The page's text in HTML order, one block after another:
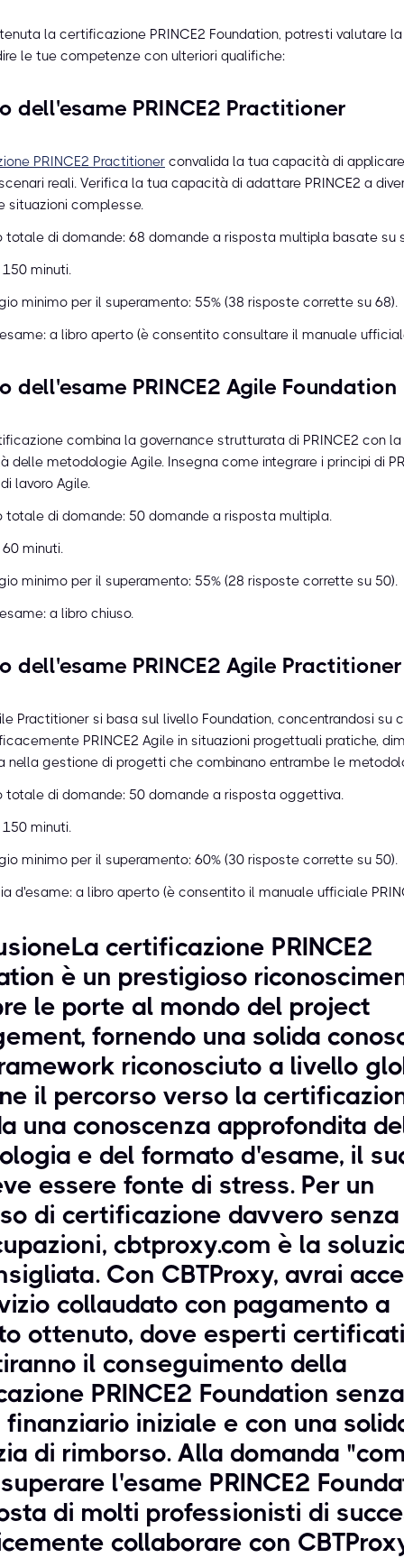
la certificazione PRINCE2 Foundation, potresti valutare
le tue competenze con ulteriori qualifiche:
dell'esame PRINCE2 Practitioner
PRINCE2 Practitioner convalida la tua capacità di
scenari reali. Verifica la tua capacità di adattare PRINCE2 a
situazioni complesse.
totale di domande: 68 domande a risposta multipla basate su
minuti.
minimo per il superamento: 55% (38 risposte corrette su 68).
a libro aperto (è consentito consultare il manuale
dell'esame PRINCE2 Agile Foundation
combina la governance strutturata di PRINCE2 con
delle metodologie Agile. Insegna come integrare i principi di
lavoro Agile.
totale di domande: 50 domande a risposta multipla.
minuti.
minimo per il superamento: 55% (28 risposte corrette su 50).
a libro chiuso.
dell'esame PRINCE2 Agile Practitioner
Practitioner si basa sul livello Foundation, concentrandosi su
PRINCE2 Agile in situazioni progettuali pratiche,
nella gestione di progetti che combinano entrambe le
totale di domande: 50 domande a risposta oggettiva.
minuti.
minimo per il superamento: 60% (30 risposte corrette su 50).
d'esame: a libro aperto (è consentito il manuale ufficiale
certificazione PRINCE2
è un prestigioso
le porte al mondo del project
fornendo una solida
riconosciuto a livello
il percorso verso la
una conoscenza approfondita
e del formato d'esame, il
essere fonte di stress. Per un
di certificazione davvero senza
cbtproxy.com è la
Con CBTProxy, avrai
collaudato con pagamento a
ottenuto, dove esperti
il conseguimento della
PRINCE2 Foundation
finanziario iniziale e con una
di rimborso. Alla domanda
l'esame PRINCE2
di molti professionisti di
collaborare con